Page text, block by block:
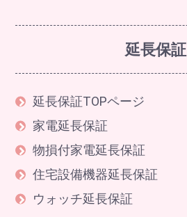
延長保証
延長保証TOPページ
家電延長保証
物損付家電延長保証
住宅設備機器延長保証
ウォッチ延長保証